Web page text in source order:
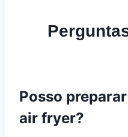
Posso
air fryer?